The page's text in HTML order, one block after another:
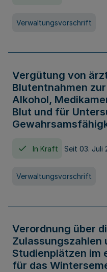
Verwaltungsvorschrift
Vergütung von
Blutentnahmen
Alkohol,
Blut und für
In Kraft Seit 03. Juli
Verwaltungsvorschrift
Verordnung über
Zulassungszahlen
Studienplätzen im
für das